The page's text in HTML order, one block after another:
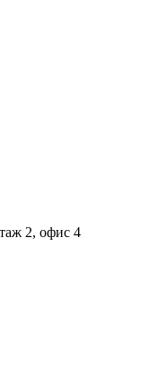
2, офис 4